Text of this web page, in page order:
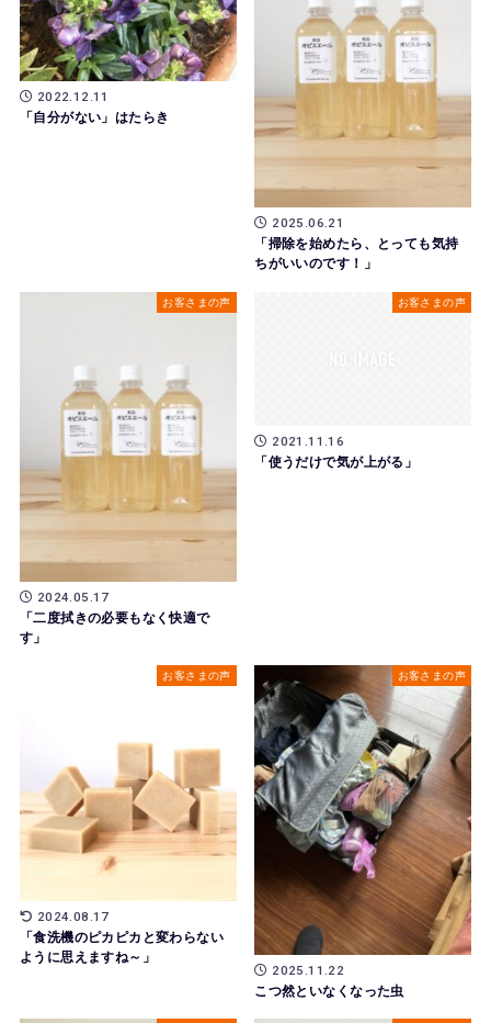
2022.12.11
「自分がない」はたらき
2025.06.21
「掃除を始めたら、とっても気持
ちがいいのです！」
お客さまの声
2024.05.17
「二度拭きの必要もなく快適で
す」
お客さまの声
2021.11.16
「使うだけで気が上がる」
お客さまの声
2024.08.17
「食洗機のピカピカと変わらない
ように思えますね～」
お客さまの声
2025.11.22
こつ然といなくなった虫